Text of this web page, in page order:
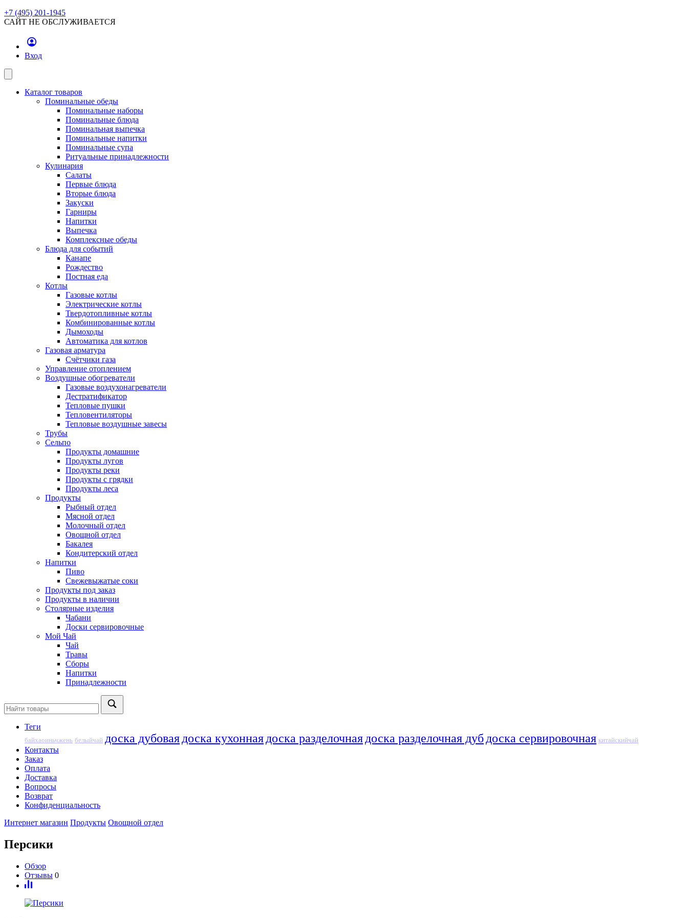
+7 (495) 201-1945
САЙТ НЕ ОБСЛУЖИВАЕТСЯ
Вход
Каталог товаров
Поминальные обеды
Поминальные наборы
Поминальные блюда
Поминальная выпечка
Поминальные напитки
Поминальные супа
Ритуальные принадлежности
Кулинария
Салаты
Первые блюда
Вторые блюда
Закуски
Гарниры
Напитки
Выпечка
Комплексные обеды
Блюда для событий
Канапе
Рождество
Постная еда
Котлы
Газовые котлы
Электрические котлы
Твердотопливные котлы
Комбинированные котлы
Дымоходы
Автоматика для котлов
Газовая арматура
Счётчики газа
Управление отоплением
Воздушные обогреватели
Газовые воздухонагреватели
Дестратификатор
Тепловые пушки
Тепловентиляторы
Тепловые воздушные завесы
Трубы
Сельпо
Продукты домашние
Продукты лугов
Продукты реки
Продукты с грядки
Продукты леса
Продукты
Рыбный отдел
Мясной отдел
Молочный отдел
Овощной отдел
Бакалея
Кондитерский отдел
Напитки
Пиво
Cвежевыжатые соки
Продукты под заказ
Продукты в наличии
Столярные изделия
Чабани
Доски сервировочные
Мой Чай
Чай
Травы
Сборы
Напитки
Принадлежности
Теги
байхаоиньчжень белыйчай доска дубовая доска кухонная доска разделочная доска разделочная дуб доска сервировочная китайскийчай
Контакты
Заказ
Оплата
Доставка
Вопросы
Возврат
Конфиденциальность
Интернет магазин Продукты Овощной отдел
Персики
Обзор
Отзывы 0